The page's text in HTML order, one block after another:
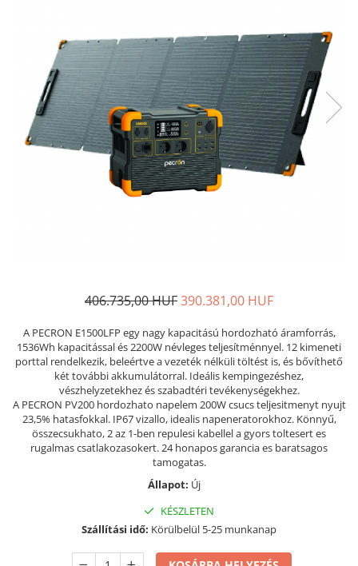
406.735,00 HUF390.381,00 HUF
A PECRON E1500LFP egy nagy kapacitású hordozható áramforrás,
1536Wh kapacitással és 2200W névleges teljesítménnyel. 12 kimeneti
porttal rendelkezik, beleértve a vezeték nélküli töltést is, és bővíthető
két további akkumulátorral. Ideális kempingezéshez,
vészhelyzetekhez és szabadtéri tevékenységekhez.
A PECRON PV200 hordozhato napelem 200W csucs teljesitmenyt nyujt
23,5% hatasfokkal. IP67 vizallo, idealis napeneratorokhoz. Könnyű,
összecsukhato, 2 az 1-ben repulesi kabellel a gyors toltesert es
rugalmas csatlakozasokert. 24 honapos garancia es baratsagos
tamogatas.
Állapot: Új
KÉSZLETEN
Szállítási idő: Körülbelül 5-25 munkanap